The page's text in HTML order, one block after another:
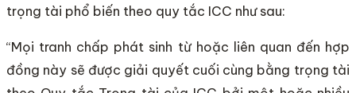
trọng tài phổ biến theo quy tắc ICC như sau:
“Mọi tranh chấp phát sinh từ hoặc liên quan đến hợp
đồng này sẽ được giải quyết cuối cùng bằng trọng tài